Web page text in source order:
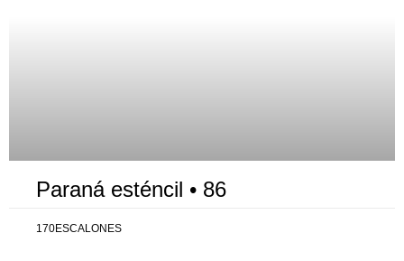
Paraná esténcil • 86
170ESCALONES